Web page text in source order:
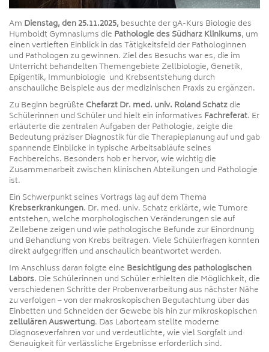
Am Dienstag, den 25.11.2025, besuchte der gA-Kurs Biologie des
Humboldt Gymnasiums die Pathologie des Südharz Klinikums, um
einen vertieften Einblick in das Tätigkeitsfeld der Pathologinnen
und Pathologen zu gewinnen. Ziel des Besuchs war es, die im
Unterricht behandelten Themengebiete Zellbiologie, Genetik,
Epigentik, Immunbiologie und Krebsentstehung durch
anschauliche Beispiele aus der medizinischen Praxis zu ergänzen.
Zu Beginn begrüßte Chefarzt Dr. med. univ. Roland Schatzdie
Schülerinnen und Schüler und hielt ein informatives Fachreferat. Er
erläuterte die zentralen Aufgaben der Pathologie, zeigte die
Bedeutung präziser Diagnostik für die Therapieplanung auf und gab
spannende Einblicke in typische Arbeitsabläufe seines
Fachbereichs. Besonders hob er hervor, wie wichtig die
Zusammenarbeit zwischen klinischen Abteilungen und Pathologie
ist.
Ein Schwerpunkt seines Vortrags lag auf dem Thema
Krebserkrankungen. Dr. med. univ. Schatz erklärte, wie Tumore
entstehen, welche morphologischen Veränderungen sie auf
Zellebene zeigen und wie pathologische Befunde zur Einordnung
und Behandlung von Krebs beitragen. Viele Schülerfragen konnten
direkt aufgegriffen und anschaulich beantwortet werden.
Im Anschluss daran folgte eine Besichtigung des pathologischen
Labors. Die Schülerinnen und Schüler erhielten die Möglichkeit, die
verschiedenen Schritte der Probenverarbeitung aus nächster Nähe
zu verfolgen – von der makroskopischen Begutachtung über das
Einbetten und Schneiden der Gewebe bis hin zur mikroskopischen
zellulären Auswertung. Das Laborteam stellte moderne
Diagnoseverfahren vor und verdeutlichte, wie viel Sorgfalt und
Genauigkeit für verlässliche Ergebnisse erforderlich sind.